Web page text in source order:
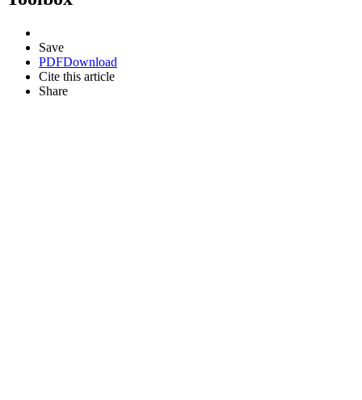
Save
PDFDownload
Cite this article
Share